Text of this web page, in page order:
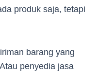
produk saja, tetapi
barang yang
penyedia jasa